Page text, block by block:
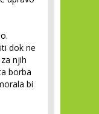
dok ne
njih
borba
bi